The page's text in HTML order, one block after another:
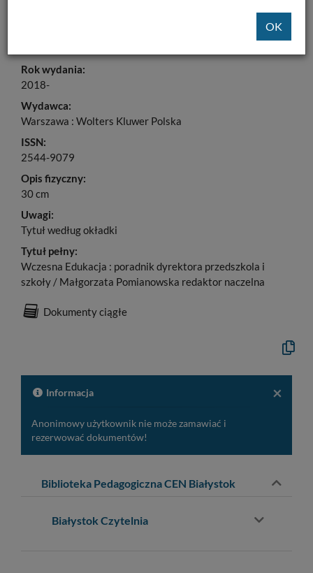
Rok wydania:
2018-
Wydawca:
Warszawa : Wolters Kluwer Polska
ISSN:
2544-9079
Opis fizyczny:
30 cm
Uwagi:
Tytuł według okładki
Tytuł pełny:
Wczesna Edukacja : poradnik dyrektora przedszkola i
szkoły / Małgorzata Pomianowska redaktor naczelna
Dokumenty ciągłe
Kopiuj
do
×
Informacja
Anonimowy użytkownik nie może zamawiać i
rezerwować dokumentów!
Biblioteka Pedagogiczna CEN Białystok
Białystok Czytelnia